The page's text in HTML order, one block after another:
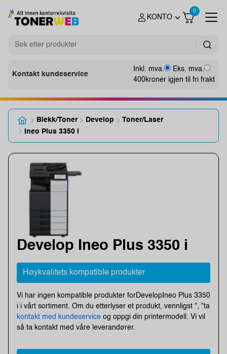
KONTO
0
Kontakt kundeservice
Inkl. mva.
Eks. mva.
400kroner igjen til fri frakt
Blekk/Toner Develop
Toner/Laser
Ineo Plus 3350 i
Develop Ineo Plus 3350 i
Høykvalitets kompatible produkter
Vi har ingen kompatible produkter forDevelopIneo Plus 3350
i i vårt sortiment. Om du etterlyser et produkt, vennligst ", "ta
kontakt med kundeservice og oppgi din printermodell. Vi vil
så ta kontakt med våre leverandører.